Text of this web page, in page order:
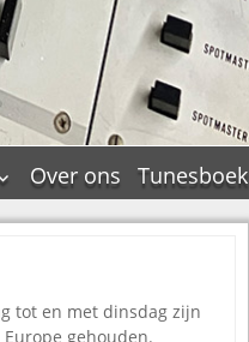
in
Over ons Tunesboek
tot en met dinsdag zijn
gehouden.